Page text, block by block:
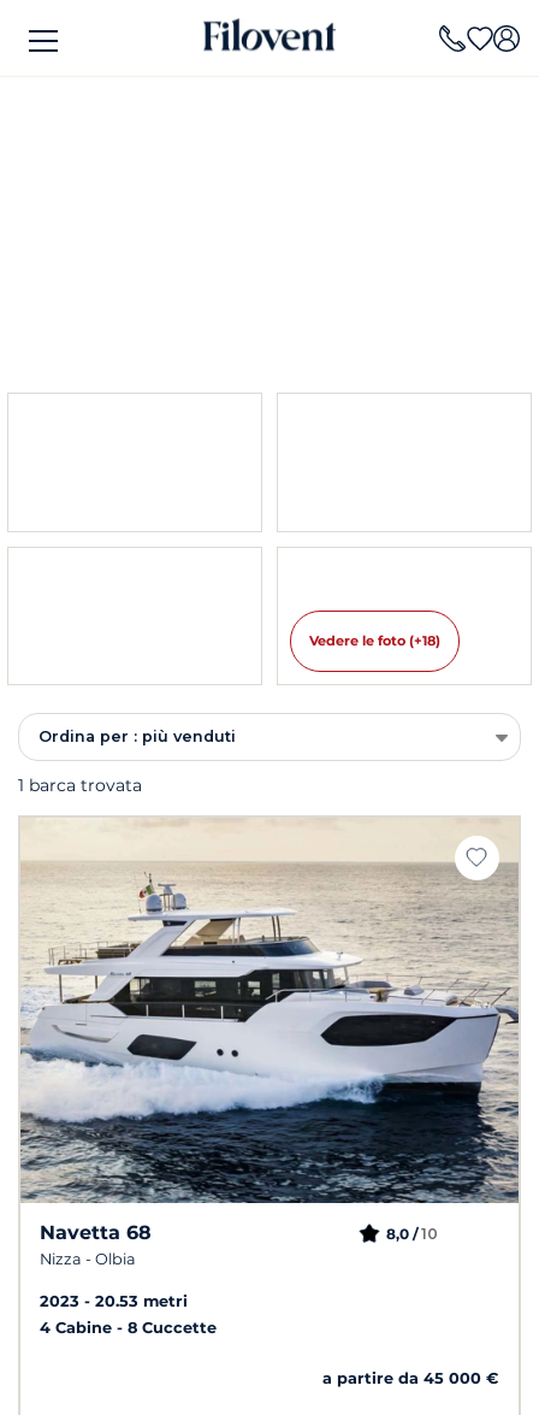
Vedere le foto (+18)
Ordina per : più venduti
1 barca trovata
Navetta 68
Nizza - Olbia
8,0 /10
2023
20.53 metri
4 Cabine
8 Cuccette
a partire da 45 000 €